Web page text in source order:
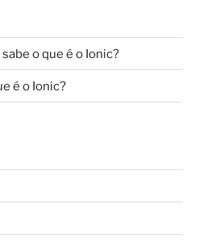
o que é o Ionic?
é o Ionic?